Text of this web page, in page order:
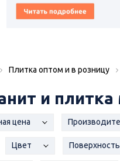
Плитка оптом и в розницу
и плитка
цена
Цвет Поверхность